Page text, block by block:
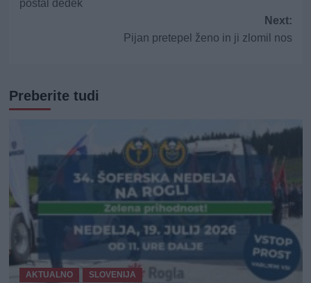
postal dedek
Next:
Pijan pretepel ženo in ji zlomil nos
Preberite tudi
AKTUALNO SLOVENIJA